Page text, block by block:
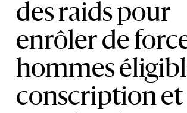
des raids pour
enrôler de
hommes
conscription et